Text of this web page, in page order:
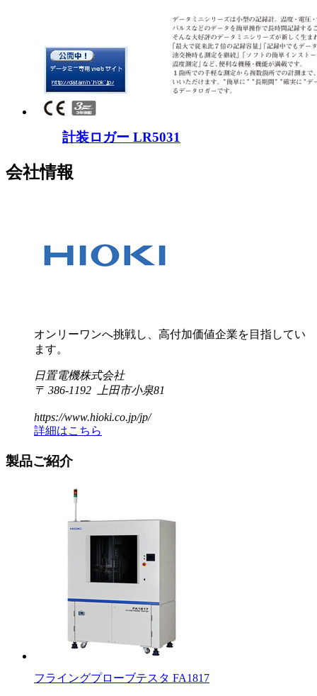
計装ロガー LR5031
会社情報
オンリーワンへ挑戦し、高付加価値企業を目指してい
ます。
日置電機株式会社
〒 386-1192 上田市小泉81
https://www.hioki.co.jp/jp/
詳細はこちら
製品ご紹介
フライングプローブテスタ FA1817